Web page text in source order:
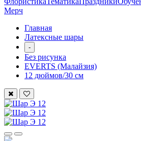
Мерч
Главная
Латексные шары
-
Без рисунка
EVERTS (Малайзия)
12 дюймов/30 см